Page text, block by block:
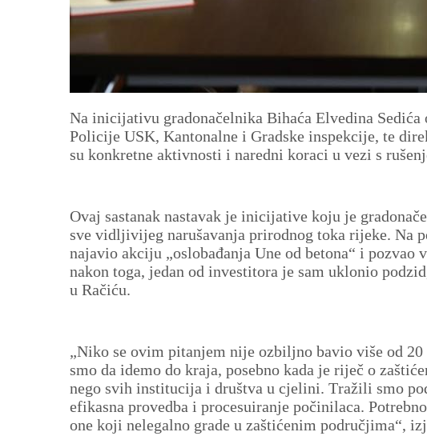
Na inicijativu gradonačelnika Bihaća Elvedina
Policije USK, Kantonalne i Gradske inspekcije, te
su konkretne aktivnosti i naredni koraci u vezi s
Ovaj sastanak nastavak je inicijative koju je
sve vidljivijeg narušavanja prirodnog toka rijeke. Na
najavio akciju „oslobađanja Une od betona“ i pozvao
nakon toga, jedan od investitora je sam uklonio
u Račiću.
„Niko se ovim pitanjem nije ozbiljno bavio više od
smo da idemo do kraja, posebno kada je riječ o
nego svih institucija i društva u cjelini. Tražili smo
efikasna provedba i procesuiranje počinilaca.
one koji nelegalno grade u zaštićenim područjima“,